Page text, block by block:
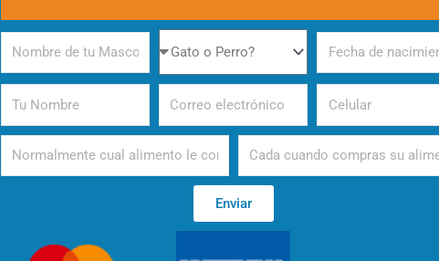
de
tu
Mascota
Perro
de
nacimiento
Alimento Periodicidad
Enviar